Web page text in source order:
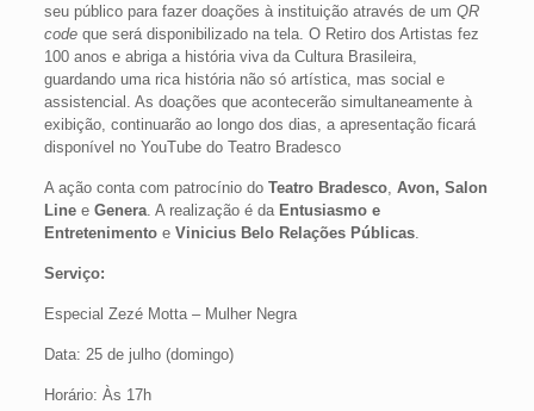
seu público para fazer doações à instituição através de um QR
codeque será disponibilizado na tela. O Retiro dos Artistas fez
100 anos e abriga a história viva da Cultura Brasileira,
guardando uma rica história não só artística, mas social e
assistencial. As doações que acontecerão simultaneamente à
exibição, continuarão ao longo dos dias, a apresentação ficará
disponível no YouTube do Teatro Bradesco
A ação conta com patrocínio do Teatro Bradesco, Avon, Salon
Linee Genera. A realização é da Entusiasmo e
Entretenimentoe Vinicius Belo Relações Públicas.
Serviço:
Especial Zezé Motta – Mulher Negra
Data: 25 de julho (domingo)
Horário: Às 17h